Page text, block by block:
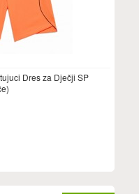
Dres za Dječji SP